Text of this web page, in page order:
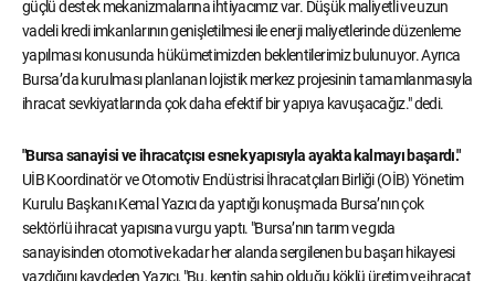
güçlü destek mekanizmalarına ihtiyacımız var. Düşük maliyetli ve uzun
vadeli kredi imkanlarının genişletilmesi ile enerji maliyetlerinde düzenleme
yapılması konusunda hükümetimizden beklentilerimiz bulunuyor. Ayrıca
Bursa’da kurulması planlanan lojistik merkez projesinin tamamlanmasıyla
ihracat sevkiyatlarında çok daha efektif bir yapıya kavuşacağız." dedi.
"Bursa sanayisi ve ihracatçısı esnek yapısıyla ayakta kalmayı başardı."
UİB Koordinatör ve Otomotiv Endüstrisi İhracatçıları Birliği (OİB) Yönetim
Kurulu Başkanı Kemal Yazıcı da yaptığı konuşmada Bursa’nın çok
sektörlü ihracat yapısına vurgu yaptı. "Bursa’nın tarım ve gıda
sanayisinden otomotive kadar her alanda sergilenen bu başarı hikayesi
yazdığını kaydeden Yazıcı, "Bu, kentin sahip olduğu köklü üretim ve ihracat